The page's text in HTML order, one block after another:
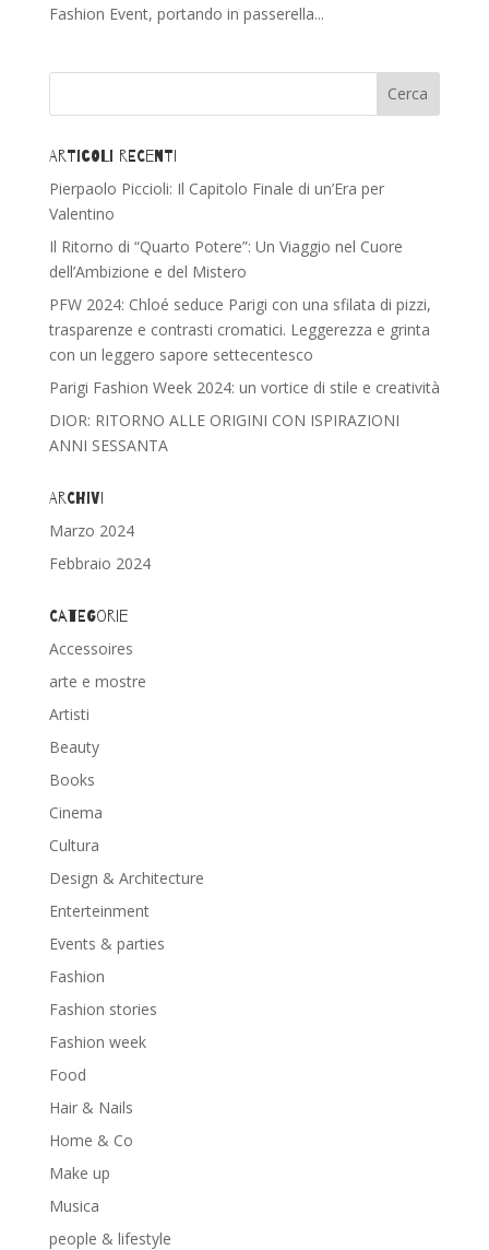
Fashion Event, portando in passerella...
Articoli recenti
Pierpaolo Piccioli: Il Capitolo Finale di un’Era per
Valentino
Il Ritorno di “Quarto Potere”: Un Viaggio nel Cuore
dell’Ambizione e del Mistero
PFW 2024: Chloé seduce Parigi con una sfilata di pizzi,
trasparenze e contrasti cromatici. Leggerezza e grinta
con un leggero sapore settecentesco
Parigi Fashion Week 2024: un vortice di stile e creatività
DIOR: RITORNO ALLE ORIGINI CON ISPIRAZIONI
ANNI SESSANTA
Archivi
Marzo 2024
Febbraio 2024
Categorie
Accessoires
arte e mostre
Artisti
Beauty
Books
Cinema
Cultura
Design & Architecture
Enterteinment
Events & parties
Fashion
Fashion stories
Fashion week
Food
Hair & Nails
Home & Co
Make up
Musica
people & lifestyle